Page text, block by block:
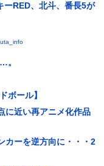
ーRED、北斗、番長5が
。
ボール】
に近い再アニメ化作品
カーを逆方向に・・・2